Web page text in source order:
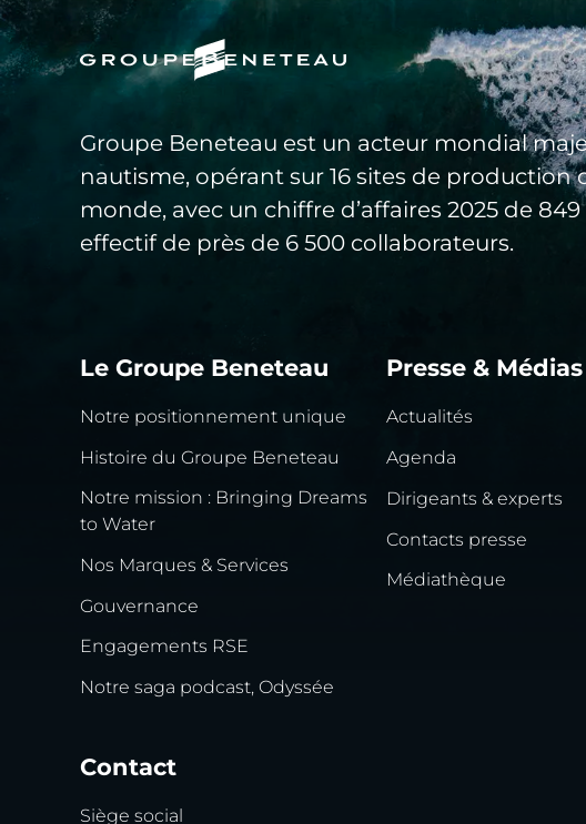
Groupe Beneteau est un acteur mondial
nautisme, opérant sur 16 sites de production
monde, avec un chiffre d’affaires 2025 de
effectif de près de 6 500 collaborateurs.
Le Groupe Beneteau
Notre positionnement unique
Histoire du Groupe Beneteau
Notre mission : Bringing Dreams
to Water
Nos Marques & Services
Gouvernance
Engagements RSE
Notre saga podcast, Odyssée
Presse & Médias
Actualités
Agenda
Dirigeants & experts
Contacts presse
Médiathèque
Contact
Siège social